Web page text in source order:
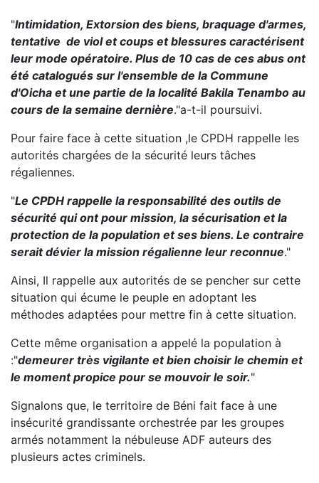
"Intimidation, Extorsion des biens, braquage d'armes,
tentative de viol et coups et blessures caractérisent
leur mode opératoire. Plus de 10 cas de ces abus ont
été catalogués sur l'ensemble de la Commune
d'Oicha et une partie de la localité Bakila Tenambo au
cours de la semaine dernière."a-t-il poursuivi.
Pour faire face à cette situation ,le CPDH rappelle les
autorités chargées de la sécurité leurs tâches
régaliennes.
"Le CPDH rappelle la responsabilité des outils de
sécurité qui ont pour mission, la sécurisation et la
protection de la population et ses biens. Le contraire
serait dévier la mission régalienne leur reconnue."
Ainsi, Il rappelle aux autorités de se pencher sur cette
situation qui écume le peuple en adoptant les
méthodes adaptées pour mettre fin à cette situation.
Cette même organisation a appelé la population à
:"demeurer très vigilante et bien choisir le chemin et
le moment propice pour se mouvoir le soir."
Signalons que, le territoire de Béni fait face à une
insécurité grandissante orchestrée par les groupes
armés notamment la nébuleuse ADF auteurs des
plusieurs actes criminels.